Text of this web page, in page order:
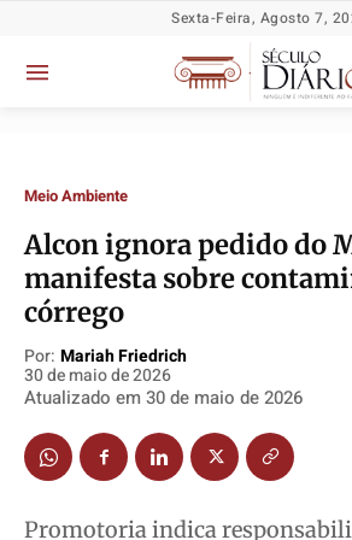
Política
TV Século
Educação
Política
TV Século
Educação
Política
TV Século
Educação
Política
TV Século
Educação
Sexta-Feira, Agosto 7,
Meio Ambiente
Alcon ignora pedido do
manifesta sobre
córrego
Por: Mariah Friedrich
30 de maio de 2026
Atualizado em 30 de maio de 2026
Promotoria indica